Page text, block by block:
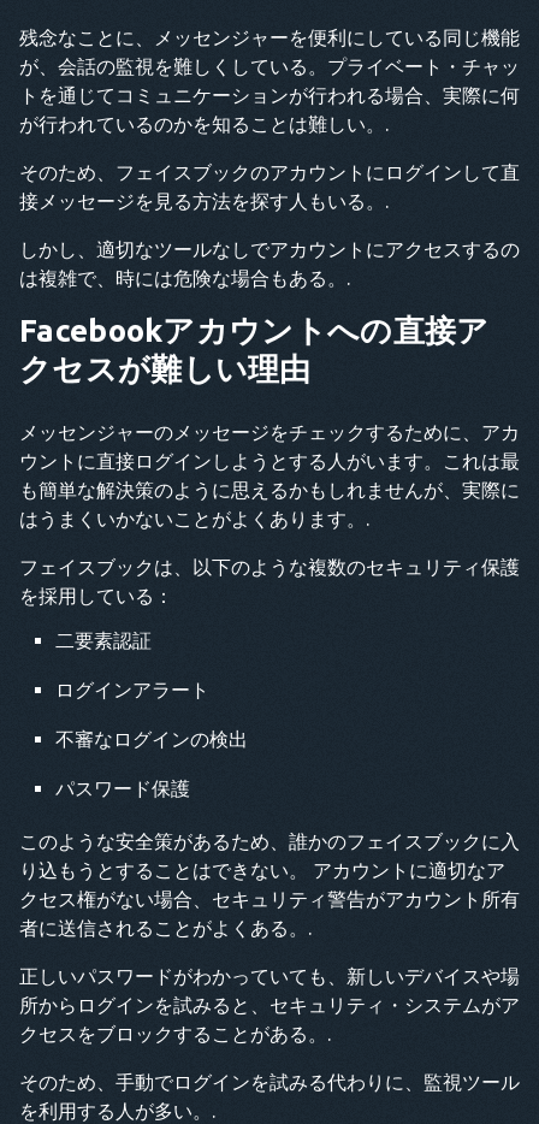
残念なことに、メッセンジャーを便利にしている同じ機能
が、会話の監視を難しくしている。プライベート・チャッ
トを通じてコミュニケーションが行われる場合、実際に何
が行われているのかを知ることは難しい。.
そのため、フェイスブックのアカウントにログインして直
接メッセージを見る方法を探す人もいる。.
しかし、適切なツールなしでアカウントにアクセスするの
は複雑で、時には危険な場合もある。.
Facebookアカウントへの直接ア
クセスが難しい理由
メッセンジャーのメッセージをチェックするために、アカ
ウントに直接ログインしようとする人がいます。これは最
も簡単な解決策のように思えるかもしれませんが、実際に
はうまくいかないことがよくあります。.
フェイスブックは、以下のような複数のセキュリティ保護
を採用している：
二要素認証
ログインアラート
不審なログインの検出
パスワード保護
このような安全策があるため、誰かのフェイスブックに入
り込もうとすることはできない。
アカウントに適切なア
クセス権がない場合、セキュリティ警告がアカウント所有
者に送信されることがよくある。.
正しいパスワードがわかっていても、新しいデバイスや場
所からログインを試みると、セキュリティ・システムがア
クセスをブロックすることがある。.
そのため、手動でログインを試みる代わりに、監視ツール
を利用する人が多い。.